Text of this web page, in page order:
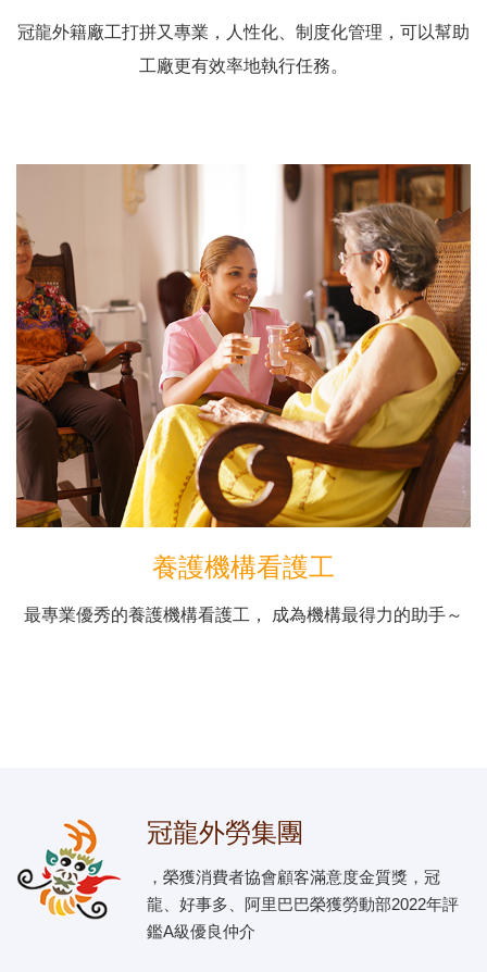
冠龍外籍廠工打拼又專業，人性化、制度化管理，可以幫助
工廠更有效率地執行任務。
養護機構看護工
最專業優秀的養護機構看護工， 成為機構最得力的助手～
冠龍外勞集團
，榮獲消費者協會顧客滿意度金質獎，冠
龍、好事多、阿里巴巴榮獲勞動部2022年評
鑑A級優良仲介